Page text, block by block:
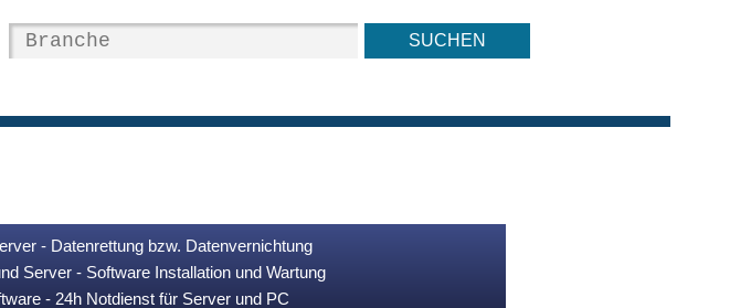
- Datenrettung bzw. Datenvernichtung
Server - Software Installation und Wartung
- 24h Notdienst für Server und PC